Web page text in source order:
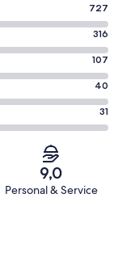
727
316
107
40
31
9,0
Personal & Service